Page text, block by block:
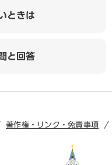
ときは
と回答
著作権・リンク・免責事項